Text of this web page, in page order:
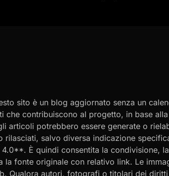
sito è un blog aggiornato senza un
che contribuiscono al progetto, in base
articoli potrebbero essere generate o
rilasciati, salvo diversa indicazione
4.0**. È quindi consentita la condivisione,
la fonte originale con relativo link. Le
Qualora autori, fotografi o titolari dei